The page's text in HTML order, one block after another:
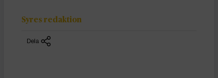
Syres redaktion
Dela